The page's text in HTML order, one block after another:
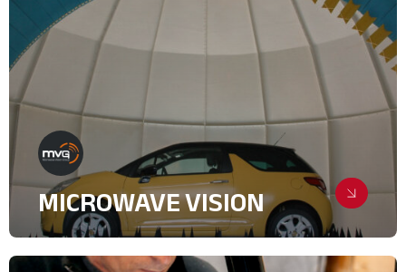
Evenementiel
Relations Presse
Finance, Bancassurance
Syndicats et groupements
MICROWAVE VISION
Haute technologie, de l’espace au